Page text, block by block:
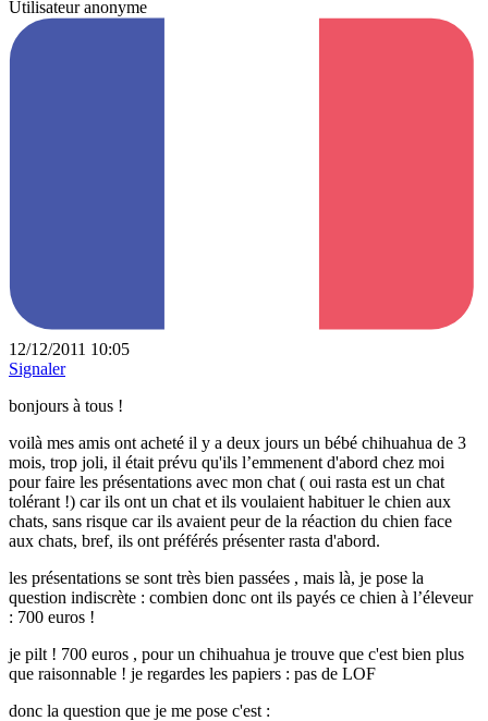
Utilisateur anonyme
12/12/2011 10:05
Signaler
bonjours à tous !
voilà mes amis ont acheté il y a deux jours un bébé chihuahua de 3
mois, trop joli, il était prévu qu'ils l’emmenent d'abord chez moi
pour faire les présentations avec mon chat ( oui rasta est un chat
tolérant !) car ils ont un chat et ils voulaient habituer le chien aux
chats, sans risque car ils avaient peur de la réaction du chien face
aux chats, bref, ils ont préférés présenter rasta d'abord.
les présentations se sont très bien passées , mais là, je pose la
question indiscrète : combien donc ont ils payés ce chien à l’éleveur
: 700 euros !
je pilt ! 700 euros , pour un chihuahua je trouve que c'est bien plus
que raisonnable ! je regardes les papiers : pas de LOF
donc la question que je me pose c'est :